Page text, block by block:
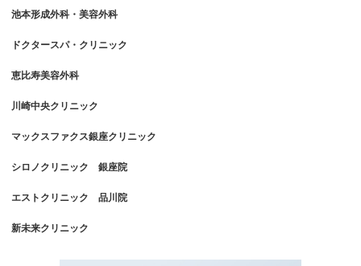
池本形成外科・美容外科
ドクタースパ・クリニック
恵比寿美容外科
川崎中央クリニック
マックスファクス銀座クリニック
シロノクリニック 銀座院
エストクリニック 品川院
新未来クリニック